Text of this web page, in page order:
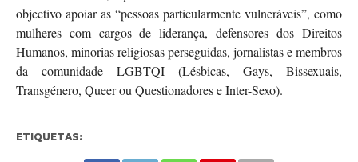
objectivo apoiar as “pessoas particularmente vulneráveis”, como
mulheres com cargos de liderança, defensores dos Direitos
Humanos, minorias religiosas perseguidas, jornalistas e membros
da comunidade LGBTQI (Lésbicas, Gays, Bissexuais,
Transgénero, Queer ou Questionadores e Inter-Sexo).
ETIQUETAS: